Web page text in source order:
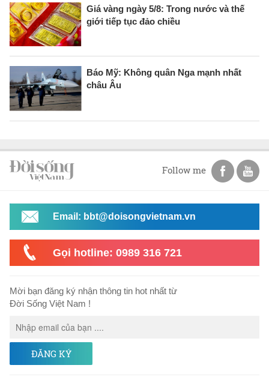
Giá vàng ngày 5/8: Trong nước và thế
giới tiếp tục đảo chiều
Báo Mỹ: Không quân Nga mạnh nhất
châu Âu
Follow me
Email: bbt@doisongvietnam.vn
Gọi hotline: 0989 316 721
Mời bạn đăng ký nhận thông tin hot nhất từ
Đời Sống Việt Nam !
ĐĂNG KÝ